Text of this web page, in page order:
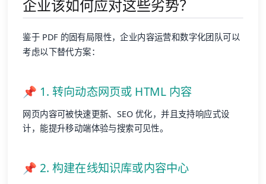
企业该如何应对这些劣势？
鉴于 PDF 的固有局限性，企业内容运营和数字化团队可以
考虑以下替代方案：
📌 1. 转向动态网页或 HTML 内容
网页内容可被快速更新、SEO 优化，并且支持响应式设
计，能提升移动端体验与搜索可见性。
📌 2. 构建在线知识库或内容中心